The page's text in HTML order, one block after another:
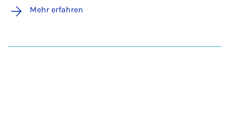
Mehr erfahren